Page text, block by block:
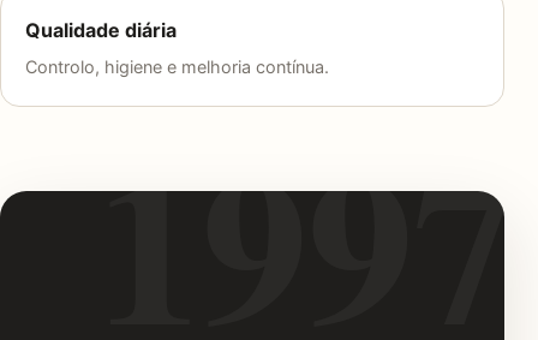
Qualidade diária
Controlo, higiene e melhoria contínua.